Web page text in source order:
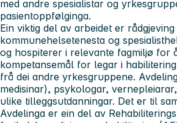
med andre spesialistar og
pasientoppfølginga.
Ein viktig del av arbeidet er
kommunehelsetenesta og
og hospiterer i relevante fagmiljø for
kompetansemål for legar i
frå dei andre yrkesgruppene.
medisinar), psykologar,
ulike tilleggsutdanningar. Det er til
Avdelinga er ein del av